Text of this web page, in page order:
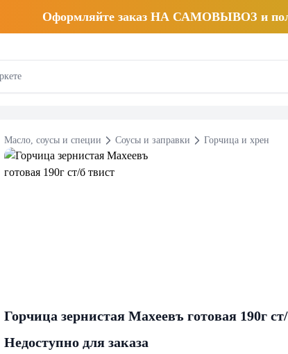
Оформляйте заказ НА САМОВЫВОЗ и
Масло, соусы и специи Соусы и заправки Горчица и хрен
Горчица зернистая Махеевъ готовая 190г
Недоступно для заказа